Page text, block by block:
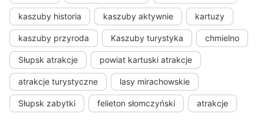
kaszuby historia kaszuby aktywnie kartuzy
kaszuby przyroda Kaszuby turystyka chmielno
Słupsk atrakcje powiat kartuski atrakcje
atrakcje turystyczne lasy mirachowskie
Słupsk zabytki felieton słomczyński atrakcje